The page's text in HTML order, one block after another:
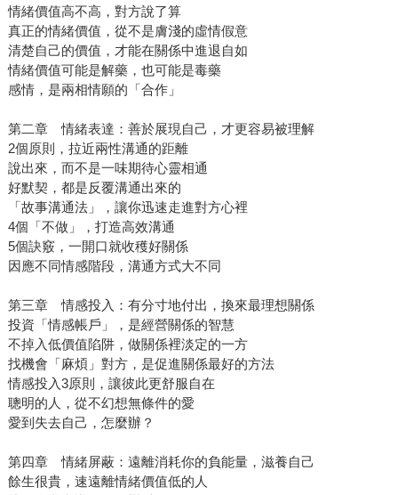
情緒價值高不高，對方說了算
真正的情緒價值，從不是膚淺的虛情假意
清楚自己的價值，才能在關係中進退自如
情緒價值可能是解藥，也可能是毒藥
感情，是兩相情願的「合作」
第二章 情緒表達：善於展現自己，才更容易被理解
2個原則，拉近兩性溝通的距離
說出來，而不是一味期待心靈相通
好默契，都是反覆溝通出來的
「故事溝通法」，讓你迅速走進對方心裡
4個「不做」，打造高效溝通
5個訣竅，一開口就收穫好關係
因應不同情感階段，溝通方式大不同
第三章 情感投入：有分寸地付出，換來最理想關係
投資「情感帳戶」，是經營關係的智慧
不掉入低價值陷阱，做關係裡淡定的一方
找機會「麻煩」對方，是促進關係最好的方法
情感投入3原則，讓彼此更舒服自在
聰明的人，從不幻想無條件的愛
愛到失去自己，怎麼辦？
第四章 情緒屏蔽：遠離消耗你的負能量，滋養自己
餘生很貴，速遠離情緒價值低的人